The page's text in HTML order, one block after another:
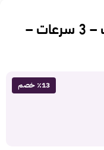
مروحة فيشر طاولة 5 شفرات – 3 سرعات –
٪13 خصم